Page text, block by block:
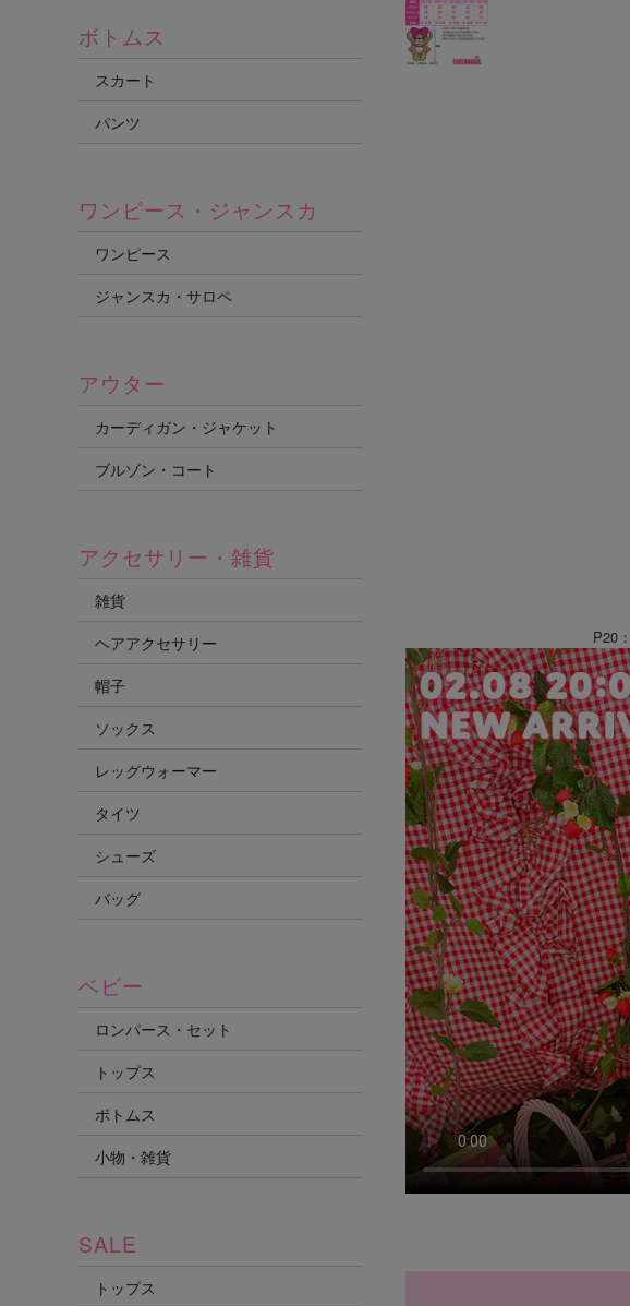
P20：
ボトムス
スカート
パンツ
ワンピース・ジャンスカ
ワンピース
ジャンスカ・サロペ
アウター
カーディガン・ジャケット
ブルゾン・コート
アクセサリー・雑貨
雑貨
ヘアアクセサリー
帽子
ソックス
レッグウォーマー
タイツ
シューズ
バッグ
ベビー
ロンパース・セット
トップス
ボトムス
小物・雑貨
SALE
トップス